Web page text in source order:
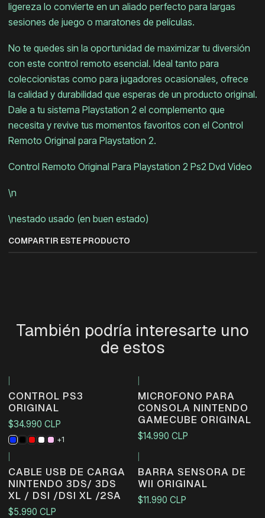
ligereza lo convierte en un aliado perfecto para largas
sesiones de juego o maratones de películas.
No te quedes sin la oportunidad de maximizar tu diversión
con este control remoto esencial. Ideal tanto para
coleccionistas como para jugadores ocasionales, ofrece
la calidad y durabilidad que esperas de un producto original.
Dale a tu sistema Playstation 2 el complemento que
necesita y revive tus momentos favoritos con el Control
Remoto Original para Playstation 2.
Control Remoto Original Para Playstation 2 Ps2 Dvd Video
\n
\nestado usado (en buen estado)
COMPARTIR ESTE PRODUCTO
También podría interesarte uno
de estos
CONTROL PS3
ORIGINAL
$34.990 CLP
+1
MICROFONO PARA
CONSOLA NINTENDO
GAMECUBE ORIGINAL
$14.990 CLP
CABLE USB DE CARGA
NINTENDO 3DS/ 3DS
XL / DSI /DSI XL /2SA
$5.990 CLP
BARRA SENSORA DE
WII ORIGINAL
$11.990 CLP